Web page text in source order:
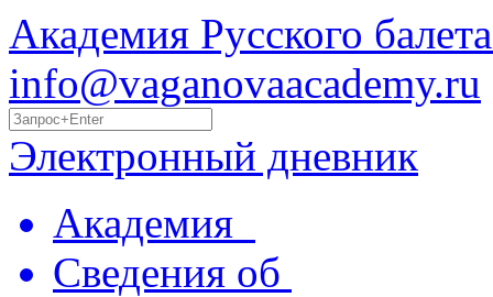
Академия Русского
info@vaganovaacademy.ru
Электронный дневник
Академия
Сведения об